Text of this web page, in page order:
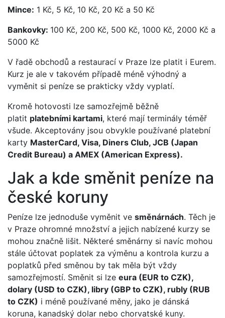
Mince: 1 Kč, 5 Kč, 10 Kč, 20 Kč a 50 Kč
Bankovky: 100 Kč, 200 Kč, 500 Kč, 1000 Kč, 2000 Kč a
5000 Kč
V řadě obchodů a restaurací v Praze lze platit i Eurem.
Kurz je ale v takovém případě méně výhodný a
vyměnit si peníze se prakticky vždy vyplatí.
Kromě hotovosti lze samozřejmě běžně
platit platebními kartami, které mají terminály téměř
všude. Akceptovány jsou obvykle používané platební
karty MasterCard, Visa, Diners Club, JCB (Japan
Credit Bureau) a AMEX (American Express).
Jak a kde směnit peníze na
české koruny
Peníze lze jednoduše vyměnit ve směnárnách. Těch je
v Praze ohromné množství a jejich nabízené kurzy se
mohou značně lišit. Některé směnárny si navíc mohou
stále účtovat poplatek za výměnu a kontrola kurzu a
poplatků před směnou by tak měla být vždy
samozřejmostí. Směnit si lze eura (EUR to CZK),
dolary (USD to CZK), libry (GBP to CZK), rubly (RUB
to CZK) i méně používané měny, jako je dánská
koruna, kanadský dolar nebo chorvatské kuny.